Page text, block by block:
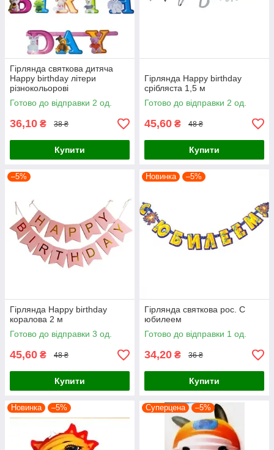
Гірлянда святкова дитяча
Happy birthday літери
різнокольорові
Готово до відправки 2 од.
36,10 ₴ 38 ₴
Купити
Гірлянда Happy birthday
срібляста 1,5 м
Готово до відправки 2 од.
45,60 ₴ 48 ₴
Купити
–5%
Гірлянда Happy birthday
коралова 2 м
Готово до відправки 3 од.
45,60 ₴ 48 ₴
Купити
Новинка –5%
Гірлянда святкова рос. С
юбилеем
Готово до відправки 1 од.
34,20 ₴ 36 ₴
Купити
Новинка –5% Суперцена –5%